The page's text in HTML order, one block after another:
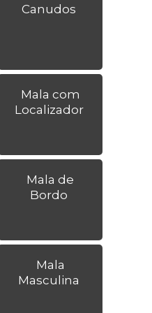
Canudos
Mala com
Localizador
Mala de
Bordo
Mala
Masculina